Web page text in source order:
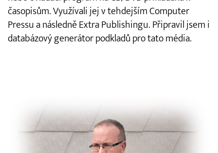
časopisům. Využívali jej v tehdejším Computer
Pressu a následně Extra Publishingu. Připravil jsem i
databázový generátor podkladů pro tato média.